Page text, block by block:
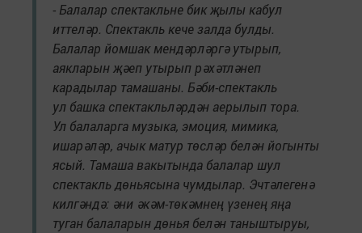
- Балалар спектакльне бик җылы кабул
иттеләр. Спектакль кече залда булды.
Балалар йомшак мендәрләргә утырып,
аякларын җәеп утырып рәхәтләнеп
карадылар тамашаны. Бәби-спектакль
ул башка спектакльләрдән аерылып тора.
Ул балаларга музыка, эмоция, мимика,
ишарәләр, ачык матур төсләр белән йогынты
ясый. Тамаша вакытында балалар шул
спектакль дөньясына чумдылар. Эчтәлегенә
килгәндә: әни әкәм-төкәмнең үзенең яңа
туган балаларын дөнья белән таныштыруы,